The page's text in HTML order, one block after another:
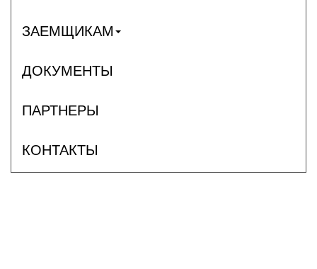
ЗАЕМЩИКАМ
ДОКУМЕНТЫ
ПАРТНЕРЫ
КОНТАКТЫ